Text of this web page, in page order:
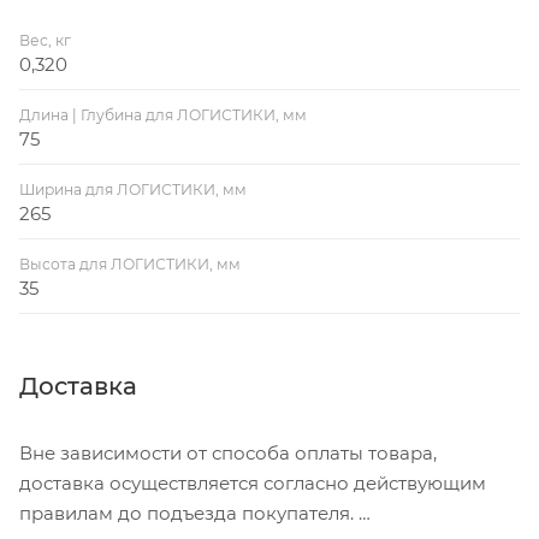
видеонаблюдения и ЖК-телевизоров, внутренней
декоративной подсветки интерьера. Имеет высокую
замыкания и перегрузок. Размер 198х98х42 мм.Срок
Вес, кг
0,320
Длина | Глубина для ЛОГИСТИКИ, мм
75
Ширина для ЛОГИСТИКИ, мм
265
Высота для ЛОГИСТИКИ, мм
35
Доставка
Вне зависимости от способа оплаты товара,
доставка осуществляется согласно действующим
правилам до подъезда покупателя.